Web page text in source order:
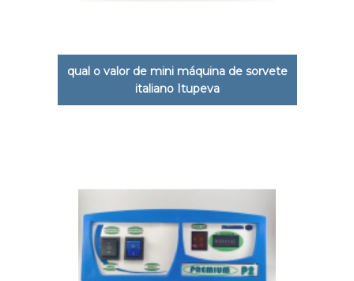
qual o valor de mini máquina de sorvete
italiano Itupeva